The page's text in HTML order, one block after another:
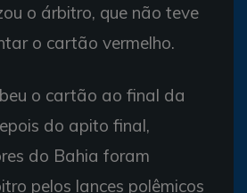
o árbitro, que não teve
o cartão vermelho.
o cartão ao final da
do apito final,
do Bahia foram
pelos lances polêmicos